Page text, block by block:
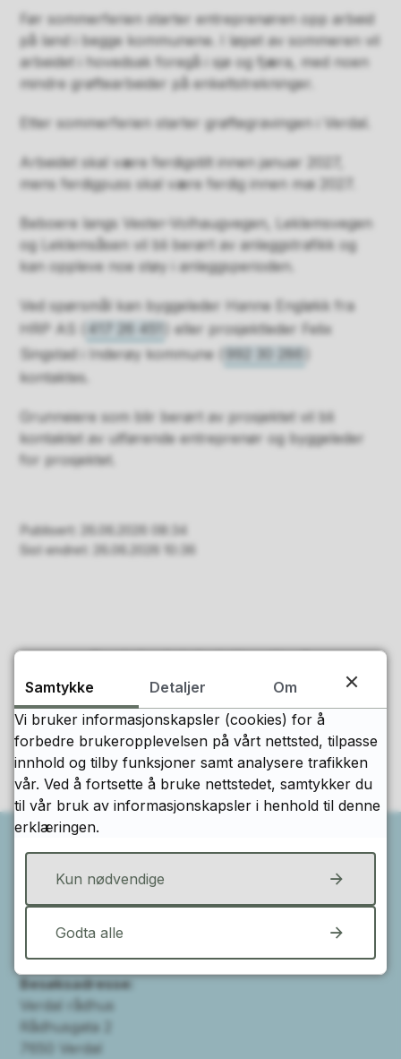
Før sommerferien starter entreprenøren opp arbeid
på land i begge kommunene. I løpet av sommeren vil
arbeidet i hovedsak foregå i sjø og fjæra, med noen
mindre grøftearbeider på enkeltstrekninger.
Etter sommerferien starter grøftegravingen i Verdal.
Arbeidet skal være ferdigstilt innen januar 2027,
mens ferdigpuss skal være ferdig innen mai 2027.
Beboere langs Vester-Volhaugvegen, Leklemsvegen
og Leklemsåsen vil bli berørt av anleggstrafikk og
kan oppleve noe støy i anleggsperioden.
Ved spørsmål kan byggeleder Hanne Engløkk fra
HRP AS (
417 26 451
) eller prosjektleder Felix
Singstad i Inderøy kommune (
992 30 286
kontaktes.
Grunneiere som blir berørt av prosjektet vil bli
kontaktet av utførende entreprenør og byggeleder
for prosjektet.
Publisert
26.06.2026 08:34
Sist endret
26.06.2026 10:36
Ja Nei
Postboks:
Verdal kommune
Postboks 24
Besøksadresse:
Verdal rådhus
Rådhusgata 2
7650 Verdal
Samtykke Detaljer
Om
Vi bruker informasjonskapsler (cookies) for å
forbedre brukeropplevelsen på vårt nettsted, tilpasse
innhold og tilby funksjoner samt analysere trafikken
vår. Ved å fortsette å bruke nettstedet, samtykker du
til vår bruk av informasjonskapsler i henhold til denne
erklæringen.
Kun nødvendige
Godta alle